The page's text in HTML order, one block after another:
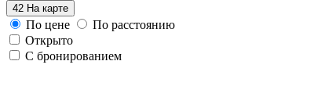
42 На карте
По цене
По расстоянию
Открыто
С бронированием